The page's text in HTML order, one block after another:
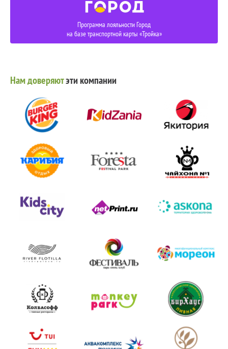
Программа лояльности Город
на базе транспортной карты «Тройка»
Нам доверяютэти компании